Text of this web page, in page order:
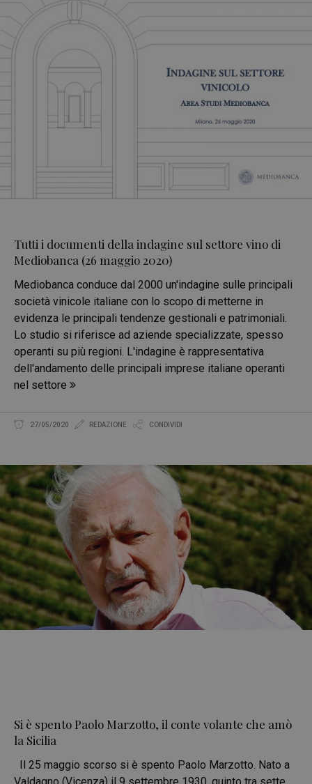
Tutti i documenti della indagine sul settore vino di
Mediobanca (26 maggio 2020)
Mediobanca conduce dal 2000 un'indagine sulle principali
società vinicole italiane con lo scopo di metterne in
evidenza le principali tendenze gestionali e patrimoniali.
Lo studio si riferisce ad aziende specializzate, spesso
operanti su più regioni. L'indagine è rappresentativa
dell'andamento delle principali imprese italiane operanti
nel settore
27/05/2020 REDAZIONE CONDIVIDI
Si è spento Paolo Marzotto, il conte volante che amò
la Sicilia
Il 25 maggio scorso si è spento Paolo Marzotto. Nato a